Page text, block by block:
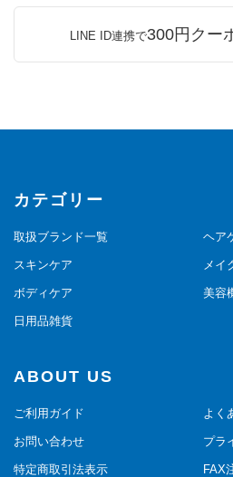
LINE ID連携で300円クー
カテゴリー
取扱ブランド一覧 ヘア
スキンケア メイ
ボディケア 美容
日用品雑貨
ABOUT US
ご利用ガイド よく
お問い合わせ プラ
特定商取引法表示 FAX